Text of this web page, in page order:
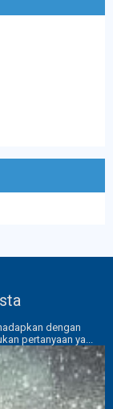
dengan
pertanyaan ya...